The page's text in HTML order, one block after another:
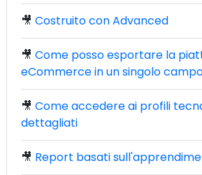
🎥 Costruito con Advanced
🎥 Come posso esportare la
eCommerce in un singolo
🎥 Come accedere ai profili
dettagliati
🎥 Report basati